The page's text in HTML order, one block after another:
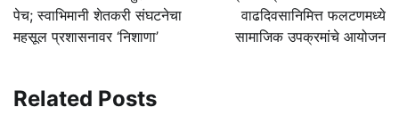
पेच; स्वाभिमानी शेतकरी संघटनेचा
महसूल प्रशासनावर ‘निशाणा’
वाढदिवसानिमित्त फलटणमध्ये
सामाजिक उपक्रमांचे आयोजन
Related Posts